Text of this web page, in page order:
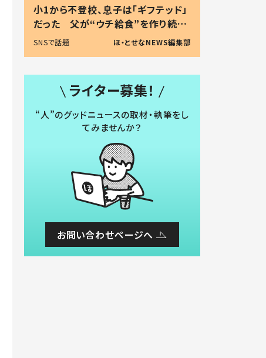
小1から不登校、息子は「ギフテッド」
だった 父が“ウチ給食”を作り続け
る理由とは #令和の親 #令和の子
SNSで話題 ほ・とせなNEWS編集部
ライター募集！
“人”のグッドニュースの取材・執筆をし
てみませんか？
お問い合わせページへ